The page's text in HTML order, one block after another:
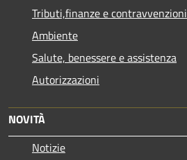
Tributi,finanze e contravvenzioni
Ambiente
Salute, benessere e assistenza
Autorizzazioni
NOVITÀ
Notizie